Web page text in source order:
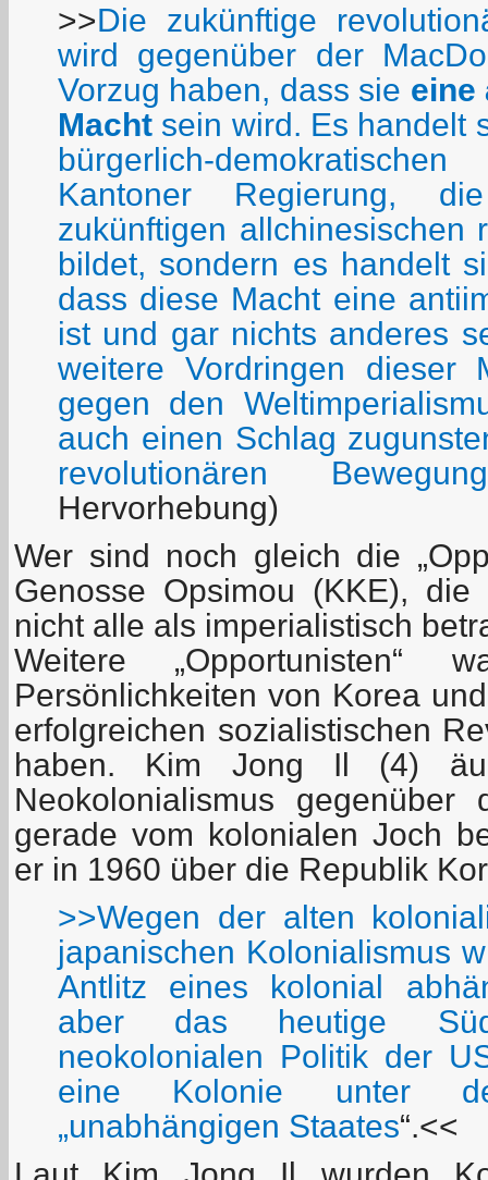
>>Die zukünftige
wird gegenüber der
Vorzug haben, dass sie eine
Macht sein wird. Es handelt
bürgerlich-
Kantoner Regierung,
zukünftigen allchinesischen
bildet, sondern es handelt
dass diese Macht eine
ist und gar nichts anderes
weitere Vordringen dieser
gegen den
auch einen Schlag
revolutionären
Hervorhebung)
Wer sind noch gleich die
Genosse Opsimou (KKE), die
nicht alle als imperialistisch
Weitere „Opportunisten“
Persönlichkeiten von Korea
erfolgreichen sozialistischen
haben. Kim Jong Il (4)
Neokolonialismus
gerade vom kolonialen Joch
er in 1960 über die Republik
>>Wegen der alten
japanischen Kolonialismus
Antlitz eines kolonial
aber das heutige
neokolonialen Politik der
eine Kolonie unter
„unabhängigen Staates“.<<